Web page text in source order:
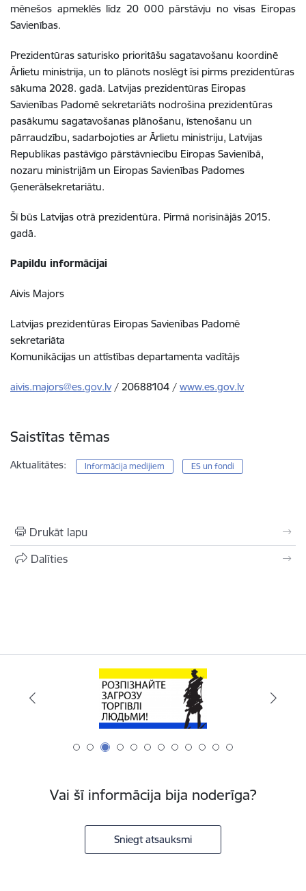
mēnešos apmeklēs līdz 20 000 pārstāvju no visas Eiropas
Savienības.
Prezidentūras saturisko prioritāšu sagatavošanu koordinē
Ārlietu ministrija, un to plānots noslēgt īsi pirms prezidentūras
sākuma 2028. gadā. Latvijas prezidentūras Eiropas
Savienības Padomē sekretariāts nodrošina prezidentūras
pasākumu sagatavošanas plānošanu, īstenošanu un
pārraudzību, sadarbojoties ar Ārlietu ministriju, Latvijas
Republikas pastāvīgo pārstāvniecību Eiropas Savienībā,
nozaru ministrijām un Eiropas Savienības Padomes
Ģenerālsekretariātu.
Šī būs Latvijas otrā prezidentūra. Pirmā norisinājās 2015.
gadā.
Papildu informācijai
Aivis Majors
Latvijas prezidentūras Eiropas Savienības Padomē
sekretariāta
Komunikācijas un attīstības departamenta vadītājs
aivis.majors@es.gov.lv/ 20688104 / www.es.gov.lv
Saistītas tēmas
Aktualitātes: Informācija medijiem ES un fondi
Drukāt lapu
Dalīties
Vai šī informācija bija noderīga?
Sniegt atsauksmi